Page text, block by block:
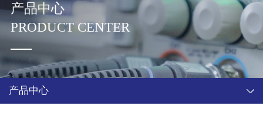
产品中心
PRODUCT CENTER
产品中心